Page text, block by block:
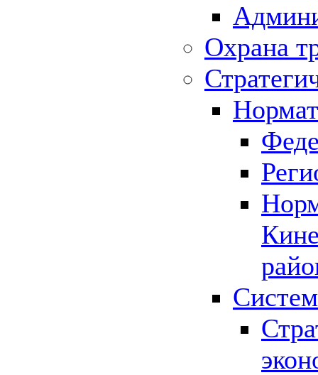
Охрана